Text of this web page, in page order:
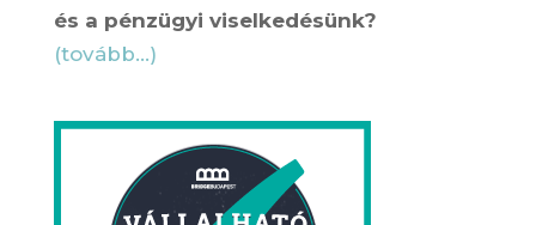
és a pénzügyi viselkedésünk?
(tovább…)